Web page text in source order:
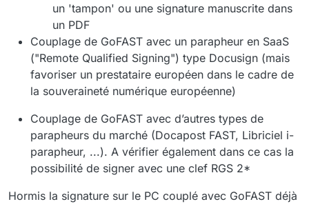
un 'tampon' ou une signature manuscrite dans
un PDF
Couplage de GoFAST avec un parapheur en SaaS
("Remote Qualified Signing") type Docusign (mais
favoriser un prestataire européen dans le cadre de
la souveraineté numérique européenne)
Couplage de GoFAST avec d’autres types de
parapheurs du marché (Docapost FAST, Libriciel i-
parapheur, ...). A vérifier également dans ce cas la
possibilité de signer avec une clef RGS 2*
Hormis la signature sur le PC couplé avec GoFAST déjà